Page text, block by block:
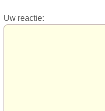
Uw reactie: